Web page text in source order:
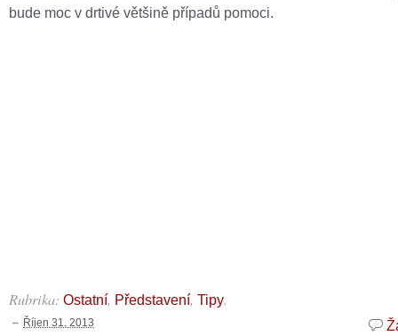
bude moc v drtivé většině případů pomoci.
Rubrika: Ostatní, Představení, Tipy.
Říjen 31, 2013